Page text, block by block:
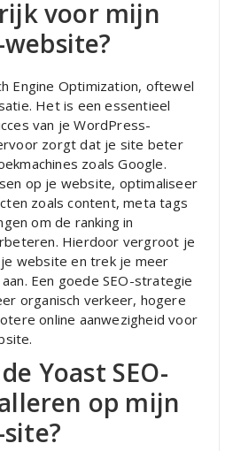
voor mijn
Engine Optimization, oftewel
Het is een essentieel
van je WordPress-
zorgt dat je site beter
zoals Google.
op je website, optimaliseer
zoals content, meta tags
om de ranking in
Hierdoor vergroot je
website en trek je meer
Een goede SEO-strategie
organisch verkeer, hogere
online aanwezigheid voor
Yoast SEO-
op mijn